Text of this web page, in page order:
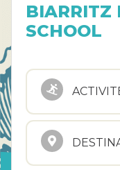
BIARRITZ
SCHOOL